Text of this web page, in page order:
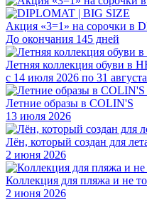
Акция «3=1» на сорочки в
До окончания 145 дней
Летняя коллекция обуви в
с 14 июля 2026 по 31
Летние образы в COLIN'S
13 июля 2026
Лён, который создан для
2 июня 2026
Коллекция для пляжа и не
2 июня 2026